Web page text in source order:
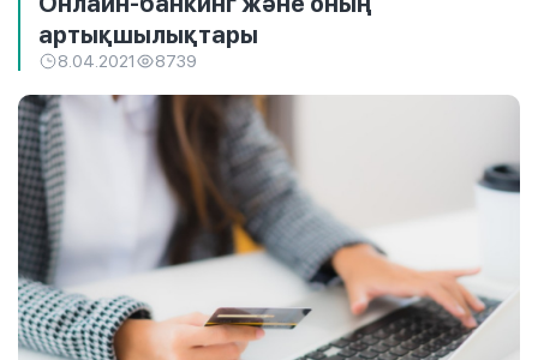
артықшылықтары
8.04.2021 8739